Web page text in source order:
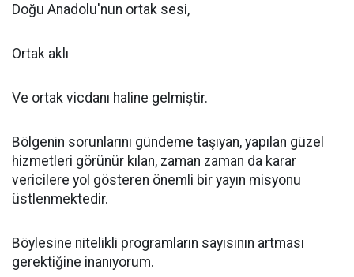
Doğu Anadolu'nun ortak sesi,
Ortak aklı
Ve ortak vicdanı haline gelmiştir.
Bölgenin sorunlarını gündeme taşıyan, yapılan güzel
hizmetleri görünür kılan, zaman zaman da karar
vericilere yol gösteren önemli bir yayın misyonu
üstlenmektedir.
Böylesine nitelikli programların sayısının artması
gerektiğine inanıyorum.